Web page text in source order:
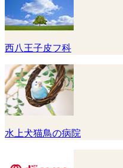
西八王子皮フ科
水上犬猫鳥の病院